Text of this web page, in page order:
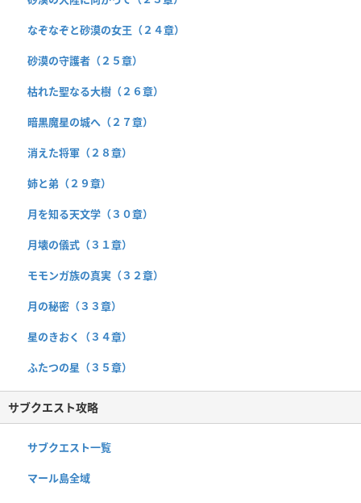
なぞなぞと砂漠の女王（２４章）
砂漠の守護者（２５章）
枯れた聖なる大樹（２６章）
暗黒魔星の城へ（２７章）
消えた将軍（２８章）
姉と弟（２９章）
月を知る天文学（３０章）
月壊の儀式（３１章）
モモンガ族の真実（３２章）
月の秘密（３３章）
星のきおく（３４章）
ふたつの星（３５章）
サブクエスト攻略
サブクエスト一覧
マール島全域